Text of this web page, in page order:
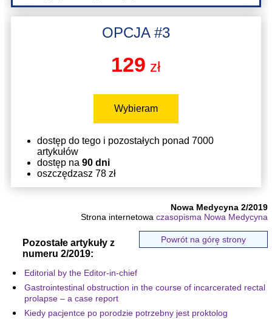
OPCJA #3
129 zł
Wybieram
dostęp do tego i pozostałych ponad 7000
artykułów
dostęp na 90 dni
oszczędzasz 78 zł
Nowa Medycyna 2/2019
Strona internetowaczasopisma Nowa Medycyna
Powrót na górę strony
Pozostałe artykuły z
numeru 2/2019:
Editorial by the Editor-in-chief
Gastrointestinal obstruction in the course of incarcerated rectal
prolapse – a case report
Kiedy pacjentce po porodzie potrzebny jest proktolog